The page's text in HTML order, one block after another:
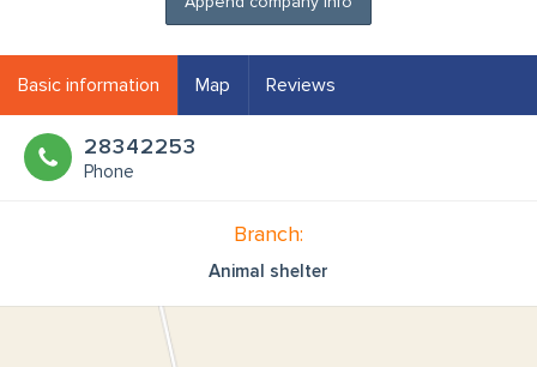
Basic information Map Reviews
28342253
Phone
Branch:
Animal shelter